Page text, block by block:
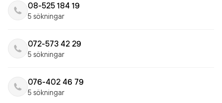
08-525 184 19
5 sökningar
072-573 42 29
5 sökningar
076-402 46 79
5 sökningar